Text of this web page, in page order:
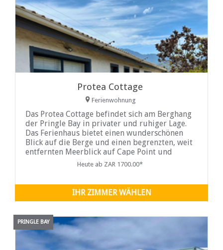
Protea Cottage
Ferienwohnung
Das Protea Cottage befindet sich am Berghang
der Pringle Bay in privater und ruhiger Lage.
Das Ferienhaus bietet einen wunderschönen
Blick auf die Berge und einen begrenzten, weit
entfernten Meerblick auf Cape Point und
Heute ab ZAR 1700.00*
IHR ZIMMER WÄHLEN
PRINGLE BAY